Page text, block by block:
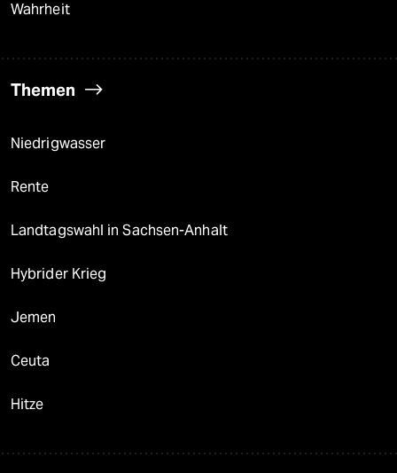
Wahrheit
Themen
Niedrigwasser
Rente
Landtagswahl in Sachsen-Anhalt
Hybrider Krieg
Jemen
Ceuta
Hitze